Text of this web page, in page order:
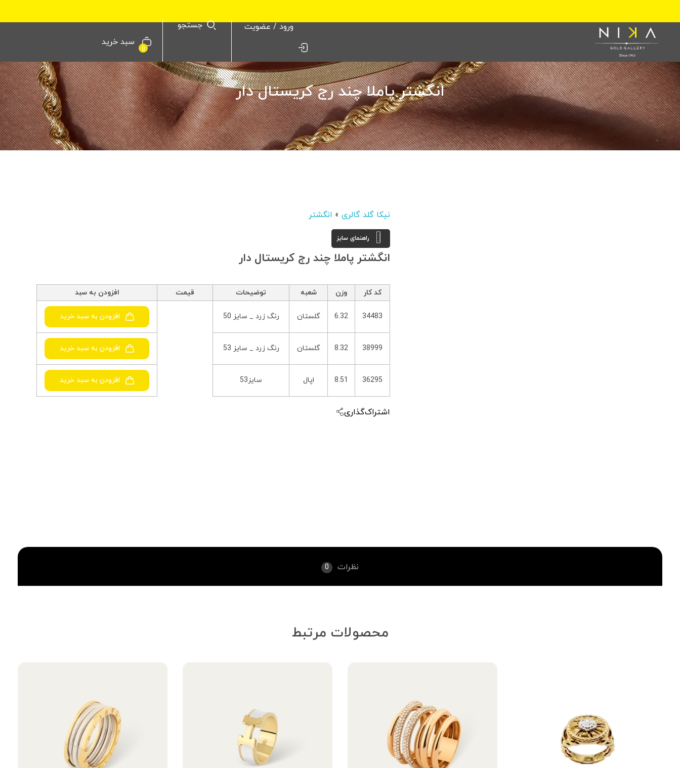
ورود / عضویت جستجو
0
سبد خرید
انگشتر پاملا چند رج کریستال دار
نیکا گلد گالری» انگشتر
انگشتر پاملا چند رج کریستال دار
راهنمای سایز
کد کار وزن شعبه توضیحات قیمت افزودن به سبد
34483
6.32 گلستان رنگ زرد _ سایز 50 افزودن به سبد خرید
38999
8.32 گلستان رنگ زرد _ سایز 53 افزودن به سبد خرید
36295
8.51 اپال سایز53 افزودن به سبد خرید
اشتراک‌گذاری
نظرات 0
محصولات مرتبط